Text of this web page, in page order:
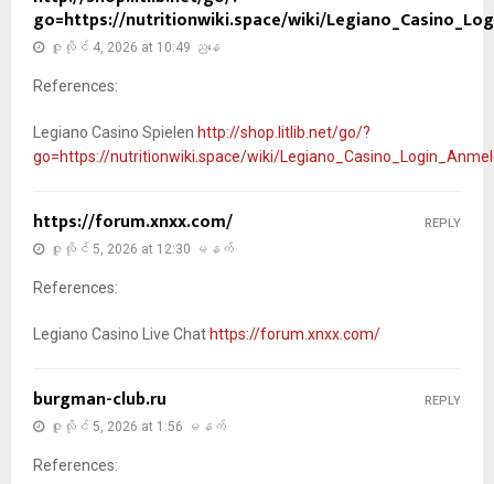
go=https://nutritionwiki.space/wiki/
ဇူလိုင် 4, 2026 at 10:49 ညနေ
References:
Legiano Casino Spielen http://shop.litlib.net/go/?
go=https://nutritionwiki.space/wiki/
https://forum.xnxx.com/
ဇူလိုင် 5, 2026 at 12:30 မနက်
References:
Legiano Casino Live Chat https://forum.xnxx.com/
REPLY
burgman-club.ru
ဇူလိုင် 5, 2026 at 1:56 မနက်
References:
REPLY